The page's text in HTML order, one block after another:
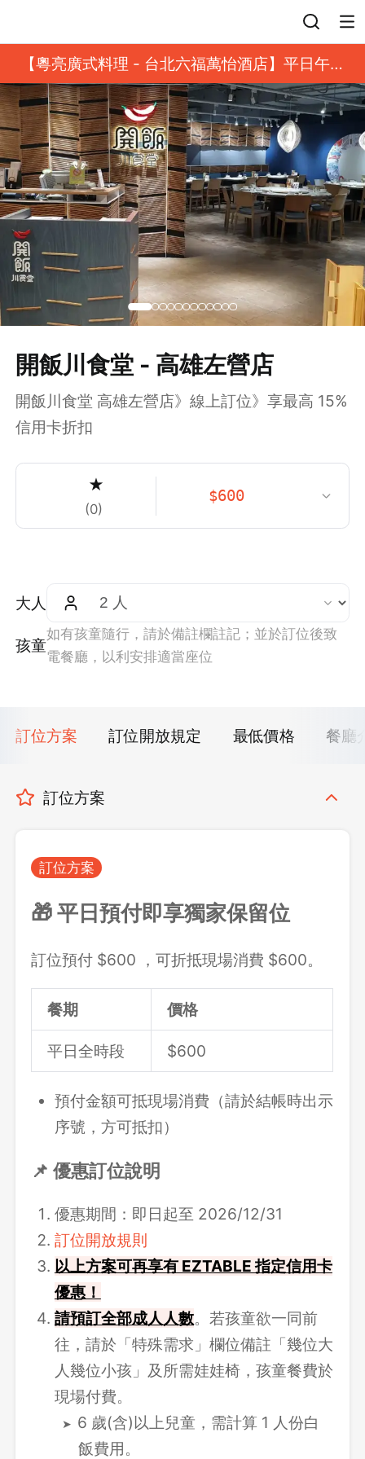
【粵亮廣式料理 - 台北六福萬怡酒店】平日午餐
8 折起｜靓港點套餐
開飯川食堂 - 高雄左營店
開飯川食堂 高雄左營店》線上訂位》享最高 15%
信用卡折扣
★
(0)
$600
大人
孩童
如有孩童隨行，請於備註欄註記；並於訂位後致
電餐廳，以利安排適當座位
訂位方案 訂位開放規定 最低價格 餐廳
訂位方案
訂位方案
🎁 平日預付即享獨家保留位
訂位預付 $600 ，可折抵現場消費 $600。
餐期 價格
平日全時段 $600
預付金額可抵現場消費（請於結帳時出示
序號，方可抵扣）
📌 優惠訂位說明
優惠期間：即日起至 2026/12/31
訂位開放規則
以上方案可再享有 EZTABLE 指定信用卡
優惠！
請預訂全部成人人數。若孩童欲一同前
往，請於「特殊需求」欄位備註「幾位大
人幾位小孩」及所需娃娃椅，孩童餐費於
現場付費。
6 歲(含)以上兒童，需計算 1 人份白
飯費用。